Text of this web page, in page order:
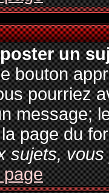
un
bouton
pourriez
message;
page du
sujets,